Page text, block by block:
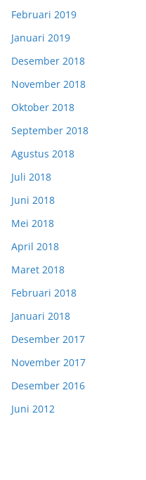
Februari 2019
Januari 2019
Desember 2018
November 2018
Oktober 2018
September 2018
Agustus 2018
Juli 2018
Juni 2018
Mei 2018
April 2018
Maret 2018
Februari 2018
Januari 2018
Desember 2017
November 2017
Desember 2016
Juni 2012